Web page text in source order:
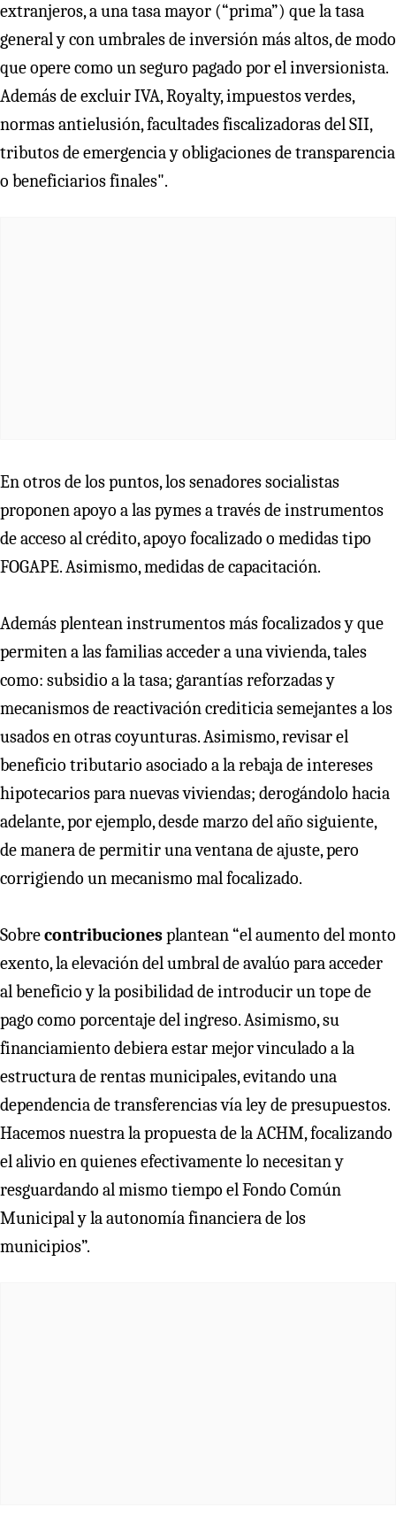
extranjeros, a una tasa mayor (“prima”) que la tasa
general y con umbrales de inversión más altos, de modo
que opere como un seguro pagado por el inversionista.
Además de excluir IVA, Royalty, impuestos verdes,
normas antielusión, facultades fiscalizadoras del SII,
tributos de emergencia y obligaciones de transparencia
o beneficiarios finales".
En otros de los puntos, los senadores socialistas
proponen apoyo a las pymes a través de instrumentos
de acceso al crédito, apoyo focalizado o medidas tipo
FOGAPE. Asimismo, medidas de capacitación.
Además plentean instrumentos más focalizados y que
permiten a las familias acceder a una vivienda, tales
como: subsidio a la tasa; garantías reforzadas y
mecanismos de reactivación crediticia semejantes a los
usados en otras coyunturas. Asimismo, revisar el
beneficio tributario asociado a la rebaja de intereses
hipotecarios para nuevas viviendas; derogándolo hacia
adelante, por ejemplo, desde marzo del año siguiente,
de manera de permitir una ventana de ajuste, pero
corrigiendo un mecanismo mal focalizado.
Sobrecontribucionesplantean “el aumento del monto
exento, la elevación del umbral de avalúo para acceder
al beneficio y la posibilidad de introducir un tope de
pago como porcentaje del ingreso. Asimismo, su
financiamiento debiera estar mejor vinculado a la
estructura de rentas municipales, evitando una
dependencia de transferencias vía ley de presupuestos.
Hacemos nuestra la propuesta de la ACHM, focalizando
el alivio en quienes efectivamente lo necesitan y
resguardando al mismo tiempo el Fondo Común
Municipal y la autonomía financiera de los
municipios”.